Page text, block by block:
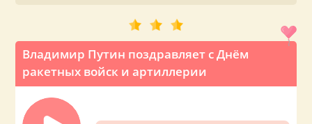
Владимир Путин поздравляет с Днём
ракетных войск и артиллерии